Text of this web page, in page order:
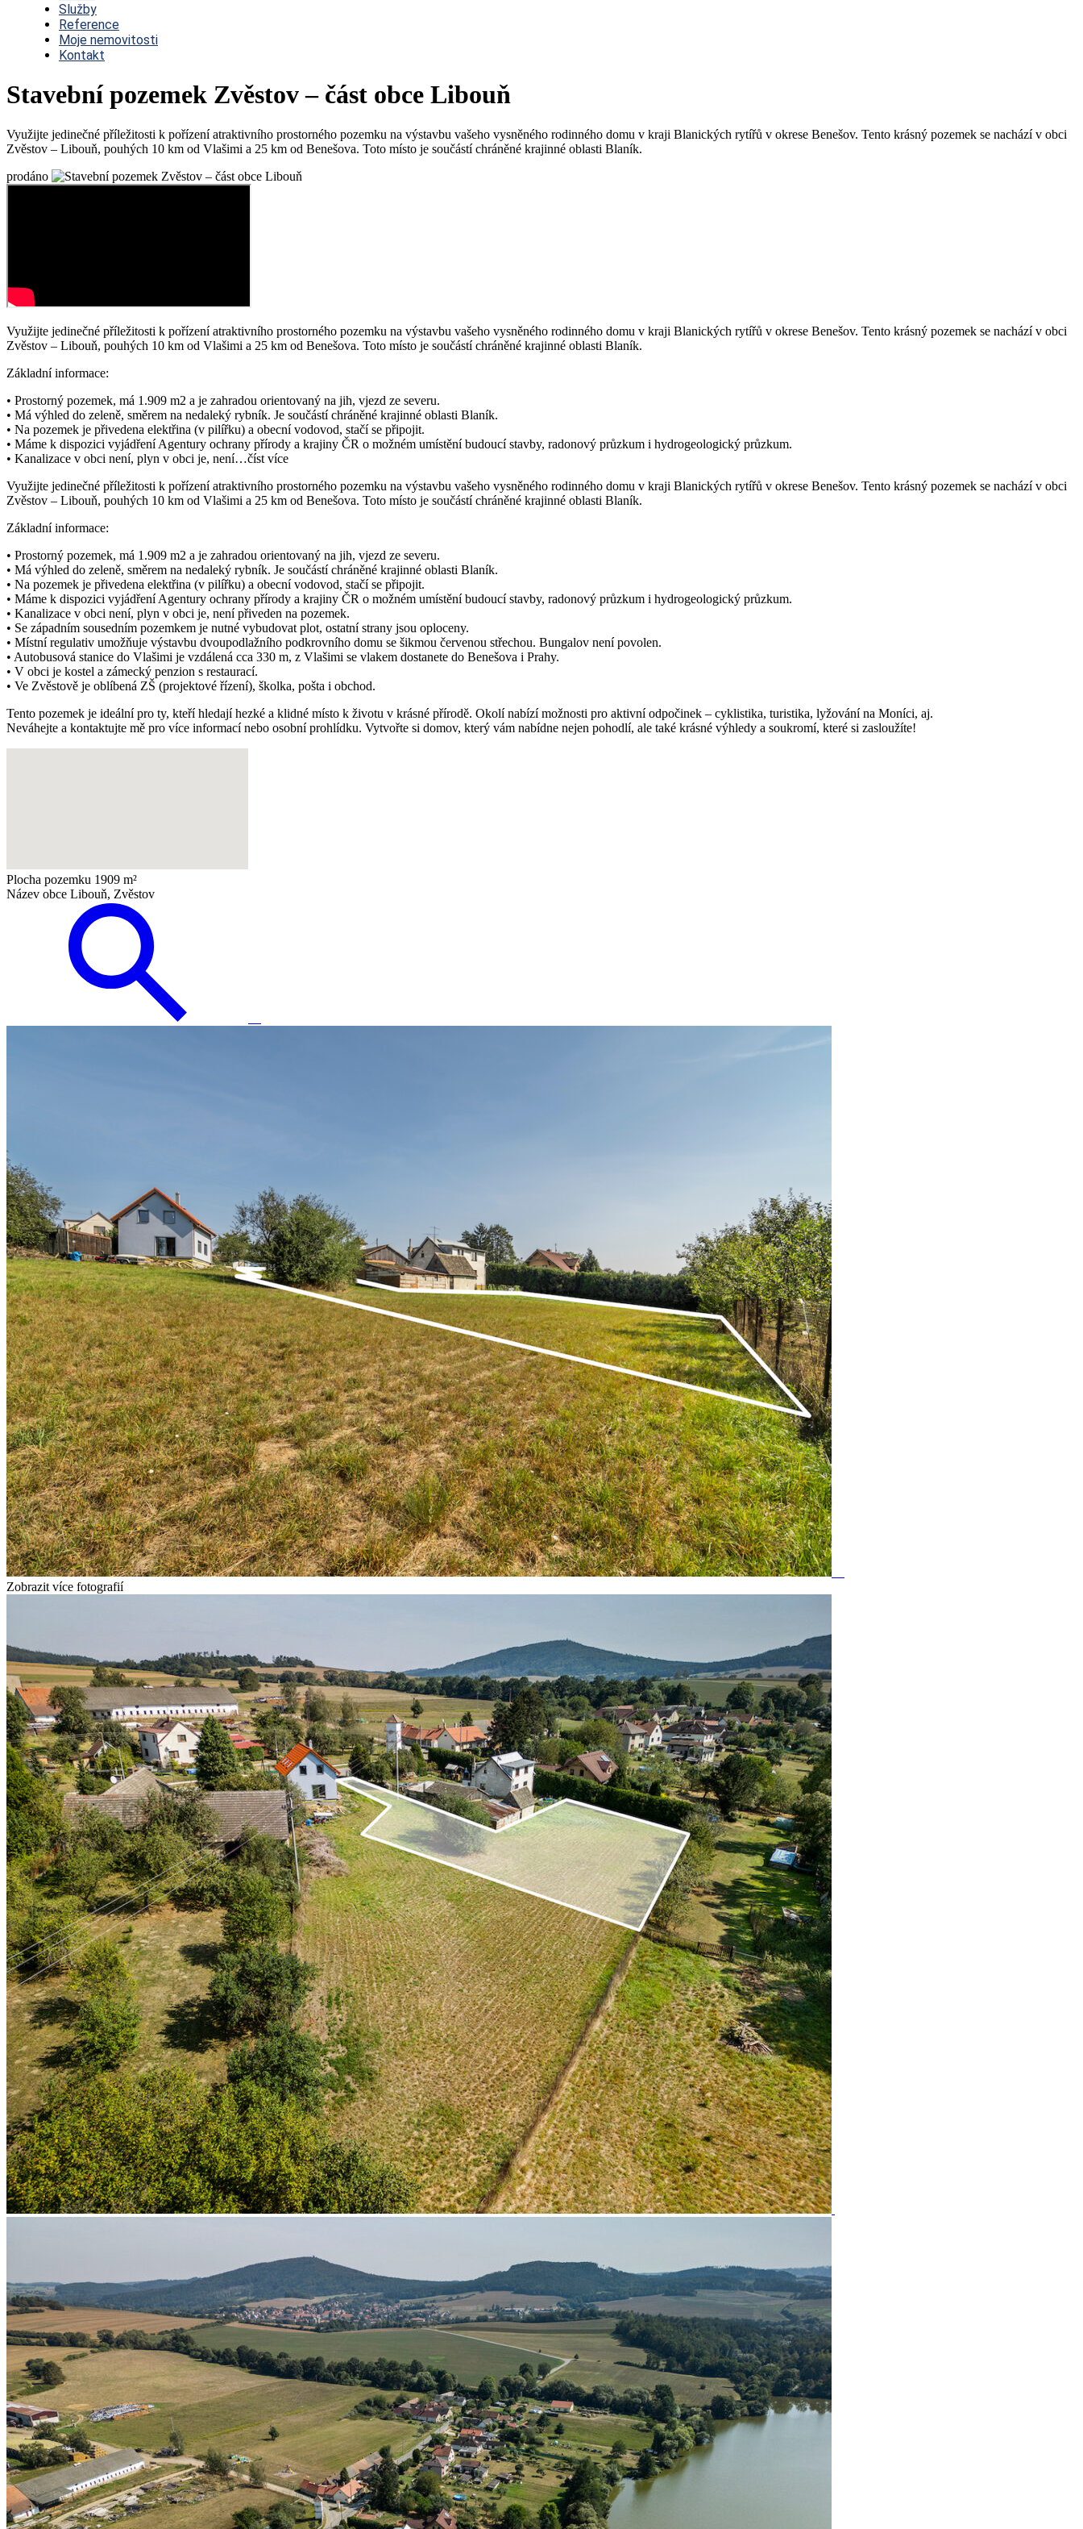
Služby
Reference
Moje nemovitosti
Kontakt
Stavební pozemek Zvěstov – část obce Libouň
Využijte jedinečné příležitosti k pořízení atraktivního prostorného pozemku na výstavbu vašeho vysněného rodinného domu v kraji Blanických rytířů v okrese Benešov. Tento krásný pozemek se nachází v obci
Zvěstov – Libouň, pouhých 10 km od Vlašimi a 25 km od Benešova. Toto místo je součástí chráněné krajinné oblasti Blaník.
prodáno
Využijte jedinečné příležitosti k pořízení atraktivního prostorného pozemku na výstavbu vašeho vysněného rodinného domu v kraji Blanických rytířů v okrese Benešov. Tento krásný pozemek se nachází v obci
Zvěstov – Libouň, pouhých 10 km od Vlašimi a 25 km od Benešova. Toto místo je součástí chráněné krajinné oblasti Blaník.
Základní informace:
• Prostorný pozemek, má 1.909 m2 a je zahradou orientovaný na jih, vjezd ze severu.
• Má výhled do zeleně, směrem na nedaleký rybník. Je součástí chráněné krajinné oblasti Blaník.
• Na pozemek je přivedena elektřina (v pilířku) a obecní vodovod, stačí se připojit.
• Máme k dispozici vyjádření Agentury ochrany přírody a krajiny ČR o možném umístění budoucí stavby, radonový průzkum i hydrogeologický průzkum.
• Kanalizace v obci není, plyn v obci je, není…číst více
Využijte jedinečné příležitosti k pořízení atraktivního prostorného pozemku na výstavbu vašeho vysněného rodinného domu v kraji Blanických rytířů v okrese Benešov. Tento krásný pozemek se nachází v obci
Zvěstov – Libouň, pouhých 10 km od Vlašimi a 25 km od Benešova. Toto místo je součástí chráněné krajinné oblasti Blaník.
Základní informace:
• Prostorný pozemek, má 1.909 m2 a je zahradou orientovaný na jih, vjezd ze severu.
• Má výhled do zeleně, směrem na nedaleký rybník. Je součástí chráněné krajinné oblasti Blaník.
• Na pozemek je přivedena elektřina (v pilířku) a obecní vodovod, stačí se připojit.
• Máme k dispozici vyjádření Agentury ochrany přírody a krajiny ČR o možném umístění budoucí stavby, radonový průzkum i hydrogeologický průzkum.
• Kanalizace v obci není, plyn v obci je, není přiveden na pozemek.
• Se západním sousedním pozemkem je nutné vybudovat plot, ostatní strany jsou oploceny.
• Místní regulativ umožňuje výstavbu dvoupodlažního podkrovního domu se šikmou červenou střechou. Bungalov není povolen.
• Autobusová stanice do Vlašimi je vzdálená cca 330 m, z Vlašimi se vlakem dostanete do Benešova i Prahy.
• V obci je kostel a zámecký penzion s restaurací.
• Ve Zvěstově je oblíbená ZŠ (projektové řízení), školka, pošta i obchod.
Tento pozemek je ideální pro ty, kteří hledají hezké a klidné místo k životu v krásné přírodě. Okolí nabízí možnosti pro aktivní odpočinek – cyklistika, turistika, lyžování na Moníci, aj.
Neváhejte a kontaktujte mě pro více informací nebo osobní prohlídku. Vytvořte si domov, který vám nabídne nejen pohodlí, ale také krásné výhledy a soukromí, které si zasloužíte!
Plocha pozemku 1909 m²
Název obce Libouň, Zvěstov
Zobrazit více fotografií